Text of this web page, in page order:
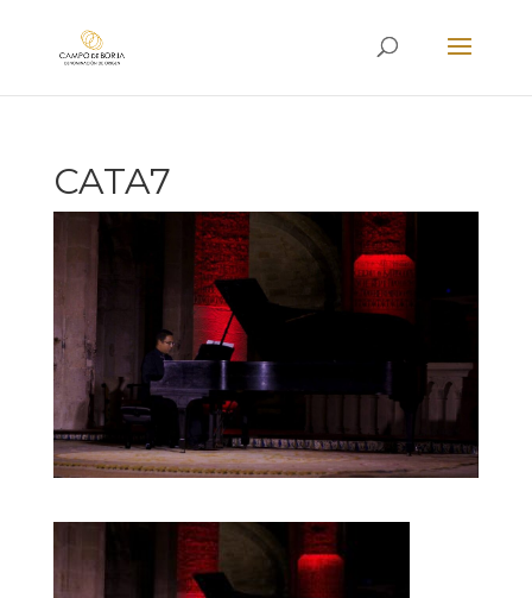
CATA7